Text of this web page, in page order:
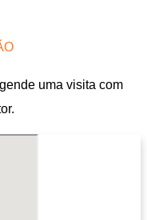
uma visita com